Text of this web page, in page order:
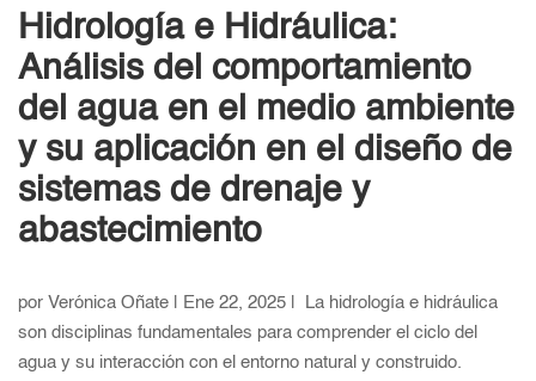
Hidrología e Hidráulica:
Análisis del comportamiento
del agua en el medio ambiente
y su aplicación en el diseño de
sistemas de drenaje y
abastecimiento
por Verónica Oñate | Ene 22, 2025 | La hidrología e hidráulica
son disciplinas fundamentales para comprender el ciclo del
agua y su interacción con el entorno natural y construido.